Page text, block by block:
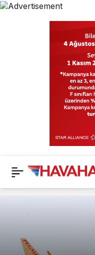
Pegasus
Haberleri